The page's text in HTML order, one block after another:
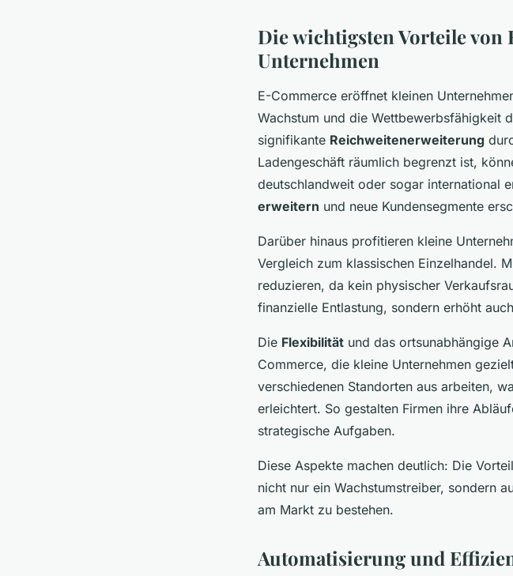
Die wichtigsten Vorteile
Unternehmen
E-Commerce eröffnet kleinen
Wachstum und die Wettbewerbsfähigkeit
signifikante Reichweitenerweiterung
Ladengeschäft räumlich begrenzt ist,
deutschlandweit oder sogar international
erweitern und neue Kundensegmente
Darüber hinaus profitieren kleine
Vergleich zum klassischen Einzelhandel.
reduzieren, da kein physischer
finanzielle Entlastung, sondern erhöht
Die Flexibilität und das ortsunabhängige
Commerce, die kleine Unternehmen
verschiedenen Standorten aus arbeiten,
erleichtert. So gestalten Firmen ihre
strategische Aufgaben.
Diese Aspekte machen deutlich: Die
nicht nur ein Wachstumstreiber, sondern
am Markt zu bestehen.
Automatisierung und